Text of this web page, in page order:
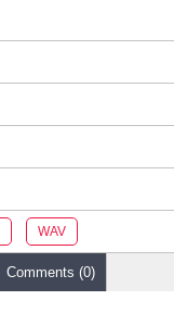
WAV
Comments (0)